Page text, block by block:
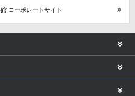
コーポレートサイト